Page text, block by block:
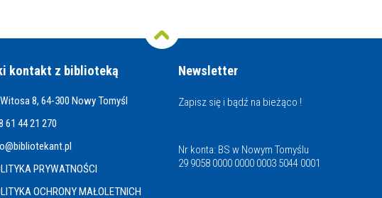
kontakt z biblioteką
8, 64-300 Nowy Tomyśl
61 44 21 270
PRYWATNOŚCI
OCHRONY MAŁOLETNICH
Newsletter
Zapisz się i bądź na bieżąco !
Nr konta: BS w Nowym Tomyślu
29 9058 0000 0000 0003 5044 0001